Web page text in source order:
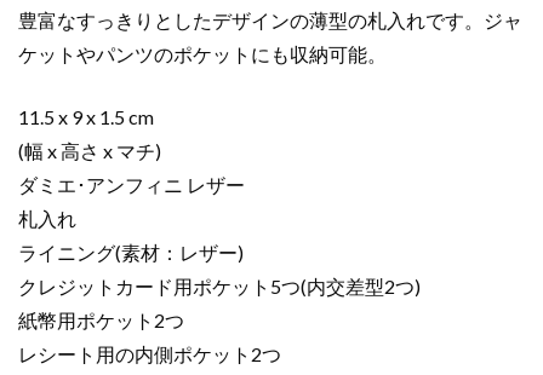
ル
ブ
ラ
ク
N63124
ダ
ミ
エ･
ア
ン
フ
ィ
豊富なすっきりとしたデザインの薄型の札入れです。ジャ
ケットやパンツのポケットにも収納可能。
11.5 x 9 x 1.5 cm
(幅 x 高さ x マチ)
ダミエ･アンフィニ レザー
札入れ
ライニング(素材：レザー)
クレジットカード用ポケット5つ(内交差型2つ)
紙幣用ポケット2つ
レシート用の内側ポケット2つ